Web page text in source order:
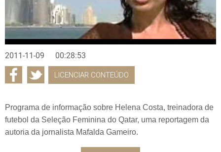
2011-11-09 00:28:53
LICENCIAR CONTEÚDO
Programa de informação sobre Helena Costa, treinadora de
futebol da Seleção Feminina do Qatar, uma reportagem da
autoria da jornalista Mafalda Gameiro.